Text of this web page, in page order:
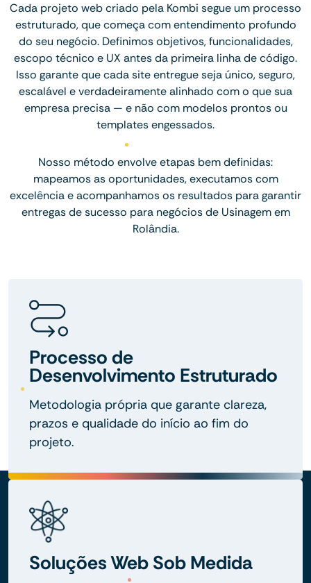
Cada projeto web criado pela Kombi segue um processo
estruturado, que começa com entendimento profundo
do seu negócio. Definimos objetivos, funcionalidades,
escopo técnico e UX antes da primeira linha de código.
Isso garante que cada site entregue seja único, seguro,
escalável e verdadeiramente alinhado com o que sua
empresa precisa — e não com modelos prontos ou
templates engessados.
Nosso método envolve etapas bem definidas:
mapeamos as oportunidades, executamos com
excelência e acompanhamos os resultados para garantir
entregas de sucesso para negócios de Usinagem em
Rolândia.
Processo de
Desenvolvimento Estruturado
Metodologia própria que garante clareza,
prazos e qualidade do início ao fim do
projeto.
Soluções Web Sob Medida